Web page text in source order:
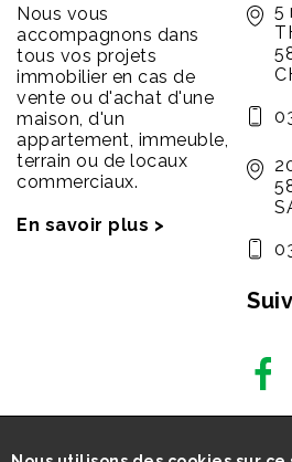
Nous vous
accompagnons dans
tous vos projets
immobilier en cas de
vente ou d'achat d'une
maison, d'un
appartement, immeuble,
terrain ou de locaux
commerciaux.
En savoir plus >
5